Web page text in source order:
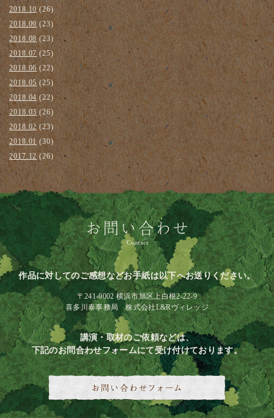
2018.10(26)
2018.09 (23)
2018.08(23)
2018.07(25)
2018.06(22)
2018.05 (25)
2018.04(22)
2018.03(26)
2018.02(23)
2018.01 (30)
2017.12(26)
作品に対してのご感想などお手紙は以下へお送りください。
〒241-0002 横浜市旭区上白根2-22-9
喜多川泰事務局 株式会社L&Rヴィレッジ
講演・取材のご依頼などは、
下記のお問合わせフォームにて受け付けております。